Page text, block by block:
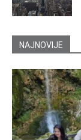
NAJNOVIJE